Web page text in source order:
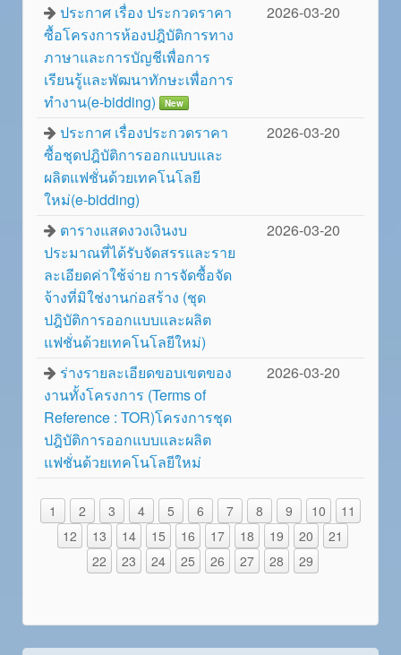
ประกาศ เรื่อง ประกวดราคา
ซื้อโครงการห้องปฎิบัติการทาง
ภาษาและการบัญชีเพื่อการ
เรียนรู้และพัฒนาทักษะเพื่อการ
ทำงาน(e-bidding)
New
2026-03-20
ประกาศ เรื่องประกวดราคา
ซื้อชุดปฎิบัติการออกแบบและ
ผลิตแฟชั่นด้วยเทคโนโลยี
ใหม่(e-bidding)
2026-03-20
ตารางแสดงวงเงินงบ
ประมาณที่ได้รับจัดสรรและราย
ละเอียดค่าใช้จ่าย การจัดซื้อจัด
จ้างที่มิใช่งานก่อสร้าง (ชุด
ปฎิบัติการออกแบบและผลิต
แฟชั่นด้วยเทคโนโลยีใหม่)
2026-03-20
ร่างรายละเอียดขอบเขตของ
งานทั้งโครงการ (Terms of
Reference : TOR)โครงการชุด
ปฎิบัติการออกแบบและผลิต
แฟชั่นด้วยเทคโนโลยีใหม่
2026-03-20
1 2 3 4 5 6 7 8 9 10
11
12
13 14 15 16 17 18 19 20
21
22
23 24 25 26 27 28 29